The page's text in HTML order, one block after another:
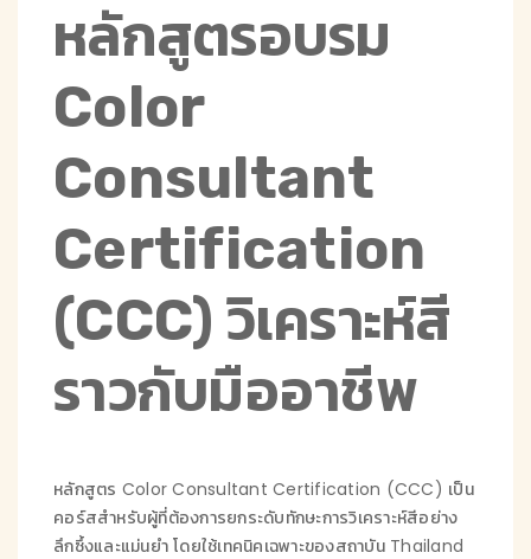
หลักสูตรอบรม
Color
Consultant
Certification
(CCC) วิเคราะห์สี
ราวกับมืออาชีพ
หลักสูตร Color Consultant Certification (CCC) เป็น
คอร์สสำหรับผู้ที่ต้องการยกระดับทักษะการวิเคราะห์สีอย่าง
ลึกซึ้งและแม่นยำ โดยใช้เทคนิคเฉพาะของสถาบัน Thailand